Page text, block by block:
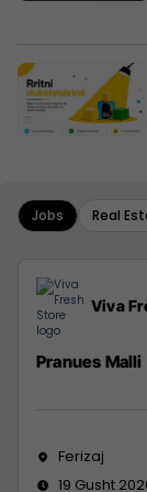
Jobs Real
Viva
Pranues Malli
Ferizaj
19 Gusht